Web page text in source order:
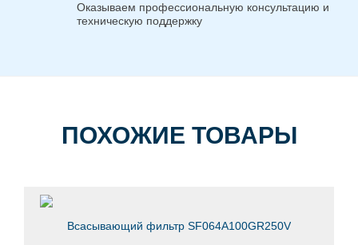
Оказываем профессиональную консультацию и
техническую поддержку
ПОХОЖИЕ ТОВАРЫ
Всасывающий фильтр SF064A100GR250V